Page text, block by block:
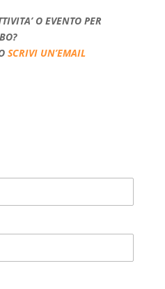
O EVENTO PER
SCRIVI UN’EMAIL